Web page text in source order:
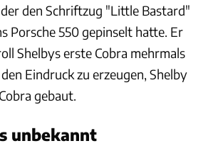
den Schriftzug "Little Bastard"
Porsche 550 gepinselt hatte. Er
Shelbys erste Cobra mehrmals
Eindruck zu erzeugen, Shelby
gebaut.
unbekannt